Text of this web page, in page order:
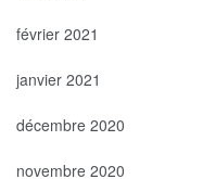
février 2021
janvier 2021
décembre 2020
novembre 2020